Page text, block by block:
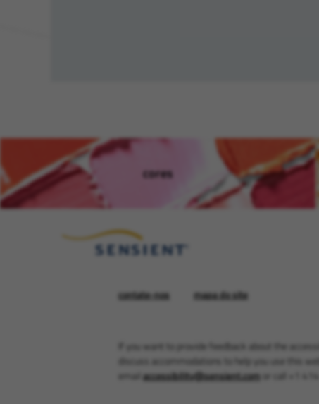
cores(opens in new window)
contate-nos mapa do site
If you want to provide feedback about the
discuss accommodations to help you use this
email accessibility@sensient.com or call +1